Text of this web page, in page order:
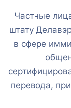
Частные
штату
в сфере
перевода,